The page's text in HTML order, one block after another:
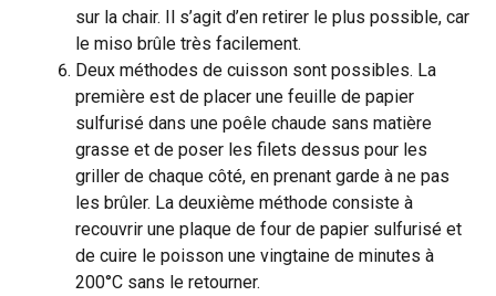
sur la chair. Il s’agit d’en retirer le plus possible, car
le miso brûle très facilement.
Deux méthodes de cuisson sont possibles. La
première est de placer une feuille de papier
sulfurisé dans une poêle chaude sans matière
grasse et de poser les filets dessus pour les
griller de chaque côté, en prenant garde à ne pas
les brûler. La deuxième méthode consiste à
recouvrir une plaque de four de papier sulfurisé et
de cuire le poisson une vingtaine de minutes à
200°C sans le retourner.